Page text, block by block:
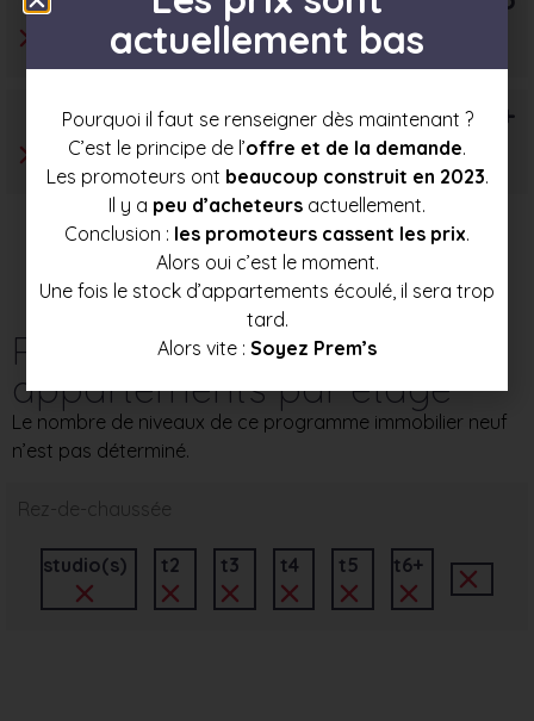
T6+
Répartition des
appartements par étage
Le nombre de niveaux de ce programme immobilier neuf
n’est pas déterminé.
Rez-de-chaussée
studio(s) t2 t3 t4 t5 t6+
actuellement bas
Pourquoi il faut se renseigner dès maintenant ?
C’est le principe de l’offre et de la demande.
Les promoteurs ont beaucoup construit en 2023.
Il y a peu d’acheteurs actuellement.
Conclusion : les promoteurs cassent les prix.
Alors oui c’est le moment.
Une fois le stock d’appartements écoulé, il sera trop
tard.
Alors vite : Soyez Prem’s